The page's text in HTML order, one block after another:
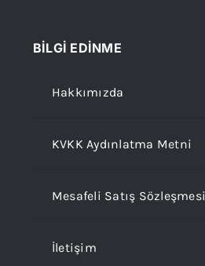
BİLGİ EDİNME
Hakkımızda
KVKK Aydınlatma Metni
Mesafeli Satış Sözleşmesi
İletişim